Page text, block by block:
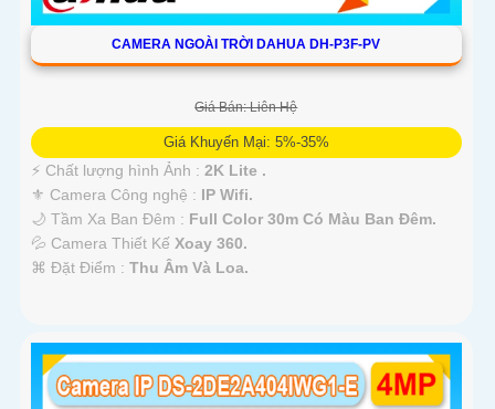
CAMERA NGOÀI TRỜI DAHUA DH-P3F-PV
Giá Bán: Liên Hệ
Giá Khuyến Mại: 5%-35%
️⚡ Chất lượng hình Ảnh : 2K Lite .
⚜️ Camera Công nghệ : IP Wifi.
🌙 Tầm Xa Ban Đêm : Full Color 30m Có Màu Ban Ðêm.
💦 Camera Thiết Kế Xoay 360.
️⌘ Đặt Điểm : Thu Âm Và Loa.